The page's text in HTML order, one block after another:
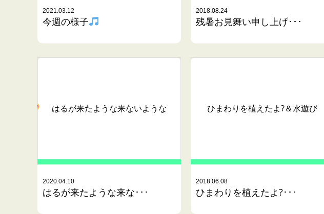
2021.03.12
今週の様子
2018.08.24
残暑お見舞い申し上げ･･･
はるが来たような来ないような
2020.04.10
はるが来たような来な･･･
ひまわりを植えたよ?＆水遊び
2018.06.08
ひまわりを植えたよ?･･･